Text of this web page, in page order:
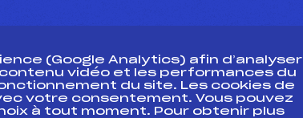
Pôle vie de l’athlète
(Google Analytics) afin d’analyser
vidéo et les performances du
du site. Les cookies de
votre consentement. Vous pouvez
à tout moment. Pour obtenir plus